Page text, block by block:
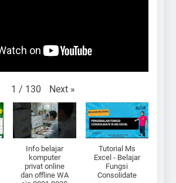
1 / 130 Next »
Info belajar
komputer
privat online
dan offline WA
Tutorial Ms
Excel - Belajar
Fungsi
Consolidate